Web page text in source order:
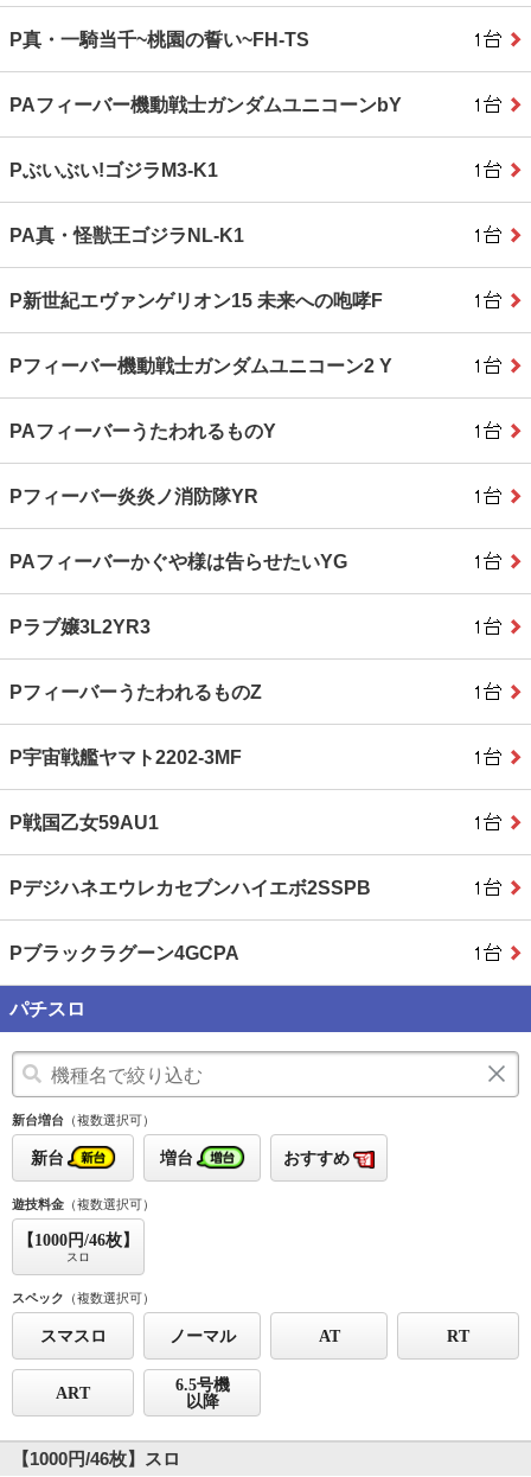
P真・一騎当千~桃園の誓い~FH-TS
PAフィーバー機動戦士ガンダムユニコーンbY
Pぶいぶい!ゴジラM3-K1
PA真・怪獣王ゴジラNL-K1
P新世紀エヴァンゲリオン15 未来への咆哮F
Pフィーバー機動戦士ガンダムユニコーン2 Y
PAフィーバーうたわれるものY
Pフィーバー炎炎ノ消防隊YR
PAフィーバーかぐや様は告らせたいYG
Pラブ嬢3L2YR3
PフィーバーうたわれるものZ
P宇宙戦艦ヤマト2202-3MF
P戦国乙女59AU1
Pデジハネエウレカセブンハイエボ2SSPB
Pブラックラグーン4GCPA
パチスロ
新台増台 （複数選択可）
新台 増台 おすすめ
遊技料金 （複数選択可）
【1000円/46枚】
スロ
スペック （複数選択可）
スマスロ ノーマル AT RT
ART
6.5号機
以降
【1000円/46枚】スロ